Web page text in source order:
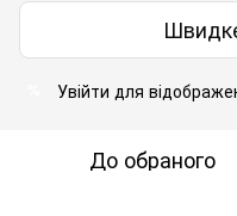
Увійти для
До обраного